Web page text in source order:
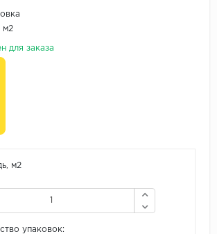
м2
для заказа
м2
упаковок: